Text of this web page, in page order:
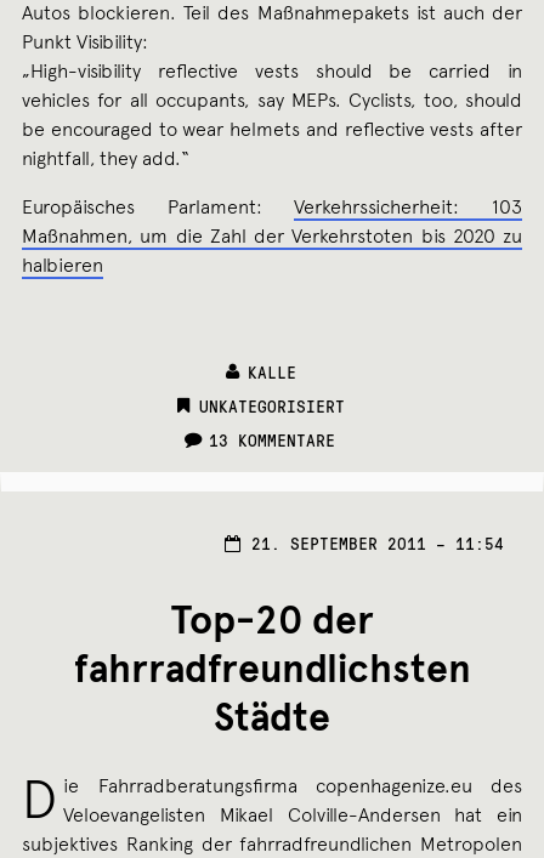
Autos blockieren. Teil des Maßnahmepakets ist auch der
Punkt Visibility:
„High-visibility reflective vests should be carried in
vehicles for all occupants, say MEPs. Cyclists, too, should
be encouraged to wear helmets and reflective vests after
nightfall, they add.“
Europäisches Parlament:Verkehrssicherheit: 103
Maßnahmen, um die Zahl der Verkehrstoten bis 2020 zu
halbieren
KALLE
CATEGORIES:
UNKATEGORISIERT
13 KOMMENTARE
21. SEPTEMBER 2011 – 11:54
Top-20 der
fahrradfreundlichsten
Städte
D ie Fahrradberatungsfirma copenhagenize.eu des
Veloevangelisten Mikael Colville-Andersen hat ein
subjektives Ranking der fahrradfreundlichen Metropolen